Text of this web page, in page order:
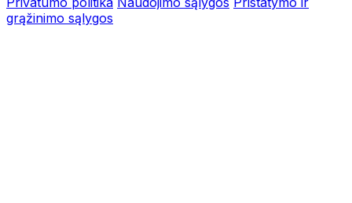
grąžinimo sąlygos